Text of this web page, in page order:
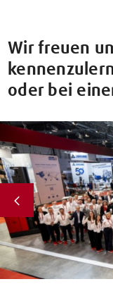
Wir freuen
oder bei